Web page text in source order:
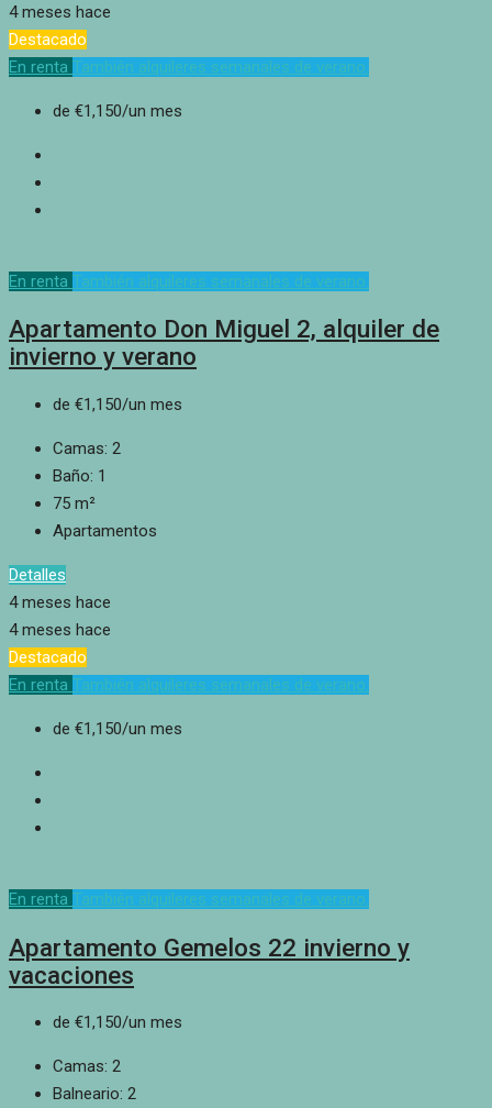
4 meses hace
Destacado
En renta También alquileres semanales de verano.
de €1,150/un mes
En renta También alquileres semanales de verano.
Apartamento Don Miguel 2, alquiler de
invierno y verano
de €1,150/un mes
Camas: 2
Baño: 1
75 m²
Apartamentos
Detalles
4 meses hace
4 meses hace
Destacado
En renta También alquileres semanales de verano.
de €1,150/un mes
En renta También alquileres semanales de verano.
Apartamento Gemelos 22 invierno y
vacaciones
de €1,150/un mes
Camas: 2
Balneario: 2